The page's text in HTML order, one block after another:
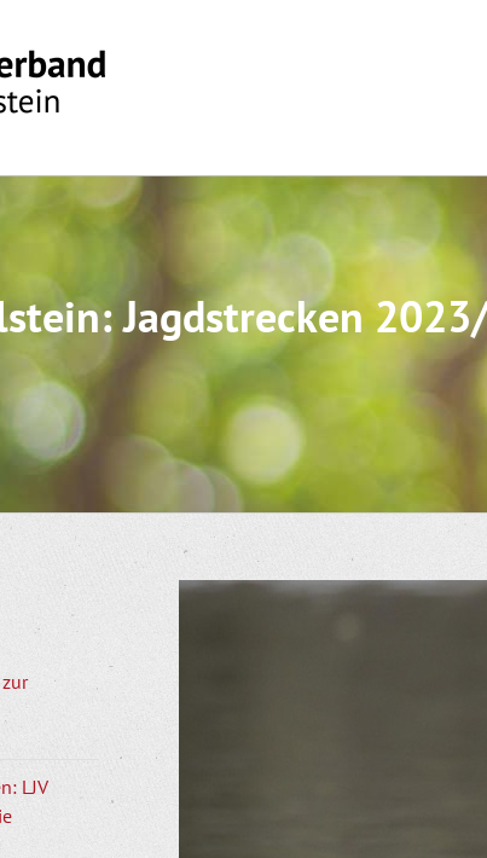
Jagdstrecken
Zeige
LJV